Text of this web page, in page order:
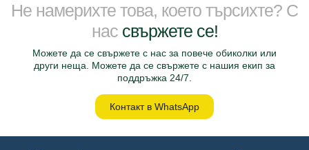
Не намерихте това, което търсихте? С
нас свържете се!
Можете да се свържете с нас за повече обиколки или
други неща. Можете да се свържете с нашия екип за
поддръжка 24/7.
Контакт в WhatsApp